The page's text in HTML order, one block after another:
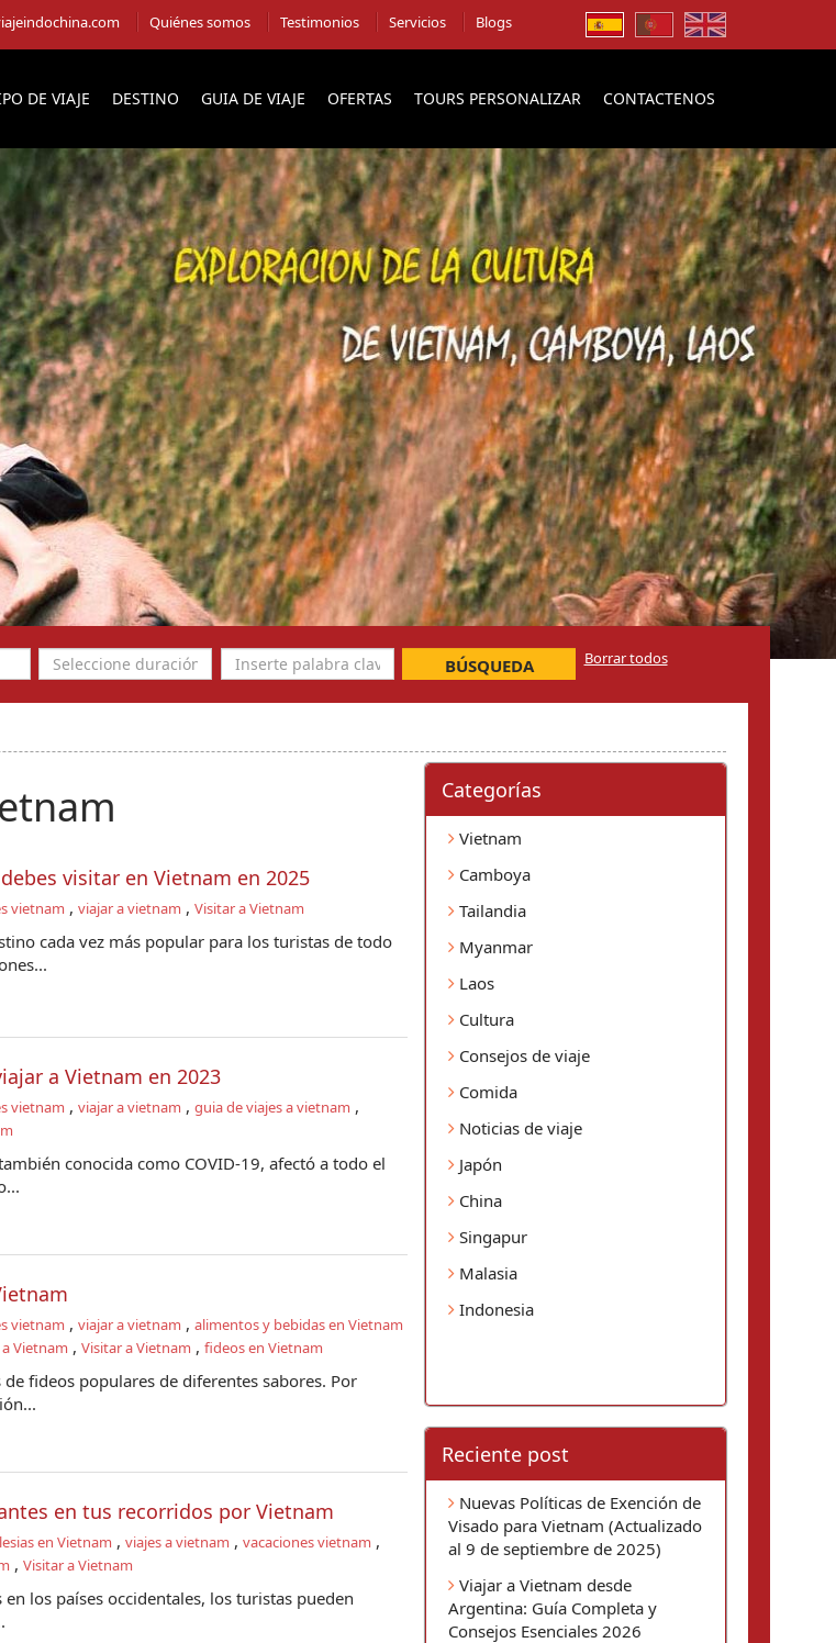
Quiénes somos Testimonios Servicios Blogs
DE VIAJE DESTINO GUIA DE VIAJE OFERTAS TOURS PERSONALIZAR CONTACTENOS
BÚSQUEDA Borrar todos
visitar en Vietnam en 2025
vietnam , viajar a vietnam , Visitar a Vietnam
cada vez más popular para los turistas de todo
a Vietnam en 2023
vietnam , viajar a vietnam , guia de viajes a vietnam ,
conocida como COVID-19, afectó a todo el
vietnam , viajar a vietnam , alimentos y bebidas en Vietnam
Vietnam , Visitar a Vietnam , fideos en Vietnam
fideos populares de diferentes sabores. Por
en tus recorridos por Vietnam
en Vietnam , viajes a vietnam , vacaciones vietnam ,
, Visitar a Vietnam
los países occidentales, los turistas pueden
Categorí­as
Vietnam
Camboya
Tailandia
Myanmar
Laos
Cultura
Consejos de viaje
Comida
Noticias de viaje
Japón
China
Singapur
Malasia
Indonesia
Reciente post
Nuevas Políticas de Exención de
Visado para Vietnam (Actualizado
al 9 de septiembre de 2025)
Viajar a Vietnam desde
Argentina: Guía Completa y
Consejos Esenciales 2026